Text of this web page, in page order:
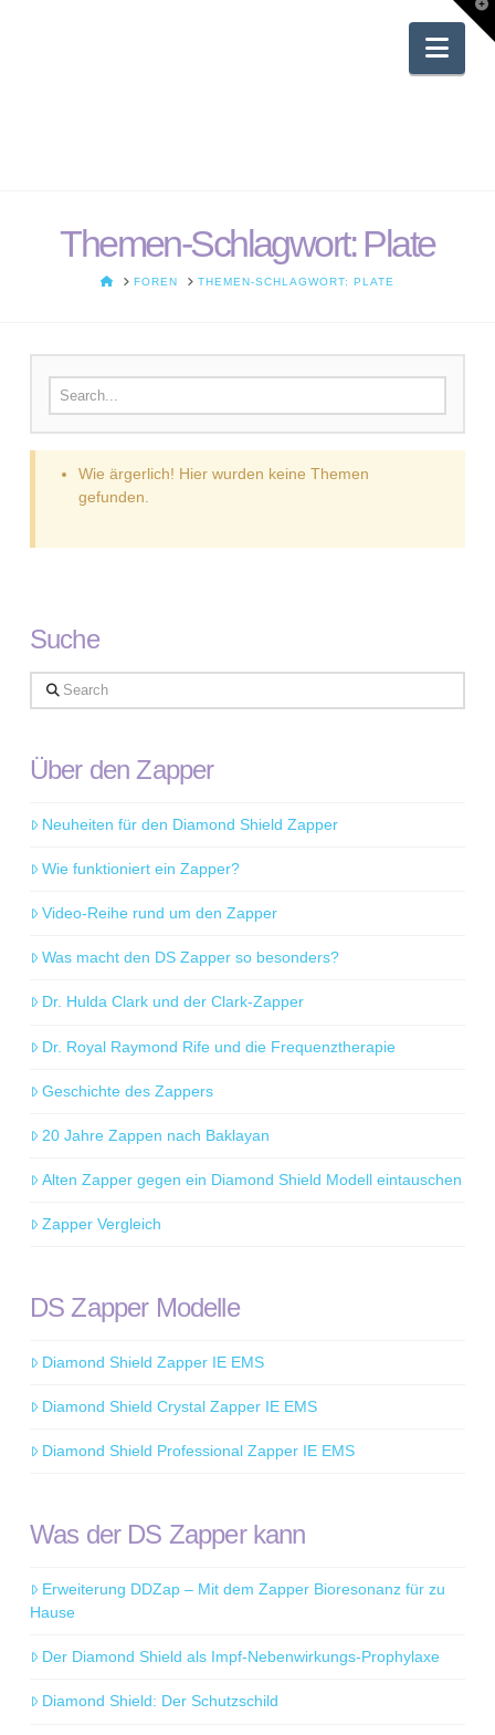
Themen-Schlagwort: Plate
HOMEFOREN THEMEN-SCHLAGWORT: PLATE
Suchen nach:
Wie ärgerlich! Hier wurden keine Themen
gefunden.
Suche
Search
Über den Zapper
Neuheiten für den Diamond Shield Zapper
Wie funktioniert ein Zapper?
Video-Reihe rund um den Zapper
Was macht den DS Zapper so besonders?
Dr. Hulda Clark und der Clark-Zapper
Dr. Royal Raymond Rife und die Frequenztherapie
Geschichte des Zappers
20 Jahre Zappen nach Baklayan
Alten Zapper gegen ein Diamond Shield Modell eintauschen
Zapper Vergleich
DS Zapper Modelle
Diamond Shield Zapper IE EMS
Diamond Shield Crystal Zapper IE EMS
Diamond Shield Professional Zapper IE EMS
Was der DS Zapper kann
Erweiterung DDZap – Mit dem Zapper Bioresonanz für zu
Hause
Der Diamond Shield als Impf-Nebenwirkungs-Prophylaxe
Diamond Shield: Der Schutzschild